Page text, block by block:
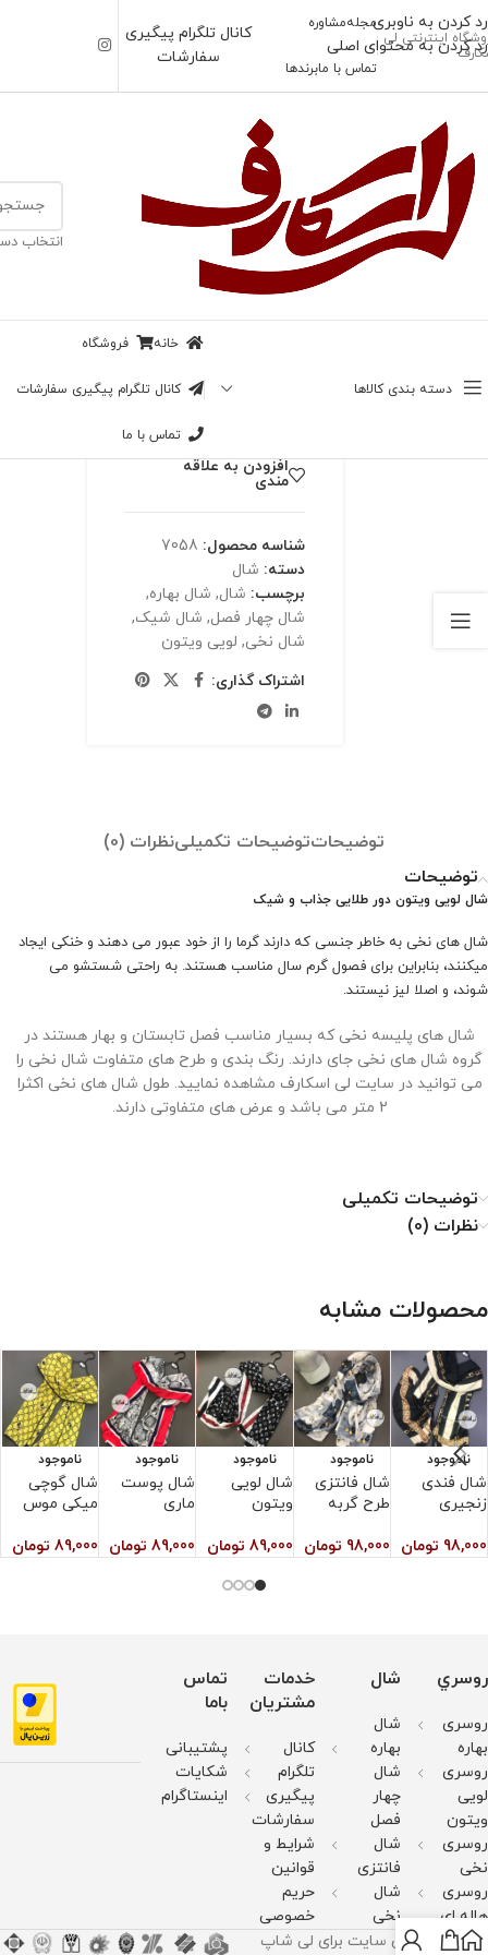
رد کردن به ناوبری
رد کردن به محتوای اصلی
اینترنتی لی
مجلهمشاوره
تماس با مابرندها
کانال تلگرام پیگیری
سفارشات
انتخاب
دسته بندی کالاها
خانه فروشگاه
کانال تلگرام پیگیری سفارشات
تماس با ما
خانه/ شال
بزرگنمایی تصویر
شال لویی ویتون دور
تومان
در انبار موجود نمی باشد
افزودن به علاقه
مندی
شناسه محصول: 7058
دسته: شال
برچسب: شال, شال بهاره,
شال چهار فصل, شال شیک,
شال نخی, لویی ویتون
اشتراک گذاری:
توضیحاتتوضیحات تکمیلینظرات (0)
توضیحات
شال لویی ویتون دور طلایی جذاب و شیک
شال های نخی به خاطر جنسی که دارند گرما را از خود عبور می دهند و خنکی ایجاد
میکنند، بنابراین برای فصول گرم سال مناسب هستند. به راحتی شستشو می
شوند، و اصلا لیز نیستند.
شال های پلیسه نخی که بسیار مناسب فصل تابستان و بهار هستند در
گروه شال های نخی جای دارند. رنگ بندی و طرح های متفاوت شال نخی را
می توانید در سایت لی اسکارف مشاهده نمایید. طول شال های نخی اکثرا
2 متر می باشد و عرض های متفاوتی دارند.
نحوه نگهداری از شال نخی
۳. از خشک کن استفاده نشود.
توضیحات تکمیلی
نظرات (0)
محصولات مشابه
ناموجود
شال فندی
زنجیری
98,000 تومان
ناموجود
شال فانتزی
طرح گربه
98,000 تومان
ناموجود
شال لویی
ویتون
89,000 تومان
ناموجود
شال پوست
ماری
89,000 تومان
ناموجود
شال گوچی
میکی موس
89,000 تومان
روسري
روسری
بهاره
روسری
لویی
ویتون
روسری
نخی
روسری
هاله ای
شال
شال
بهاره
شال
چهار
فصل
شال
فانتزی
شال
نخی
خدمات
مشتریان
کانال
تلگرام
پیگیری
سفارشات
شرایط و
قوانین
حریم
خصوصی
تماس
باما
پشتیبانی
شکایات
اینستاگرام
کليه حقوق اين سايت برای لی شاپ